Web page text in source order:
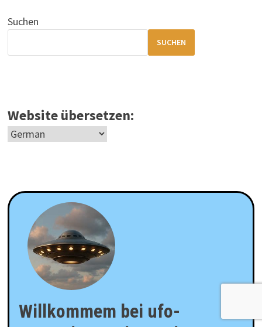
Suchen
SUCHEN
Website übersetzen:
Willkommem bei ufo-